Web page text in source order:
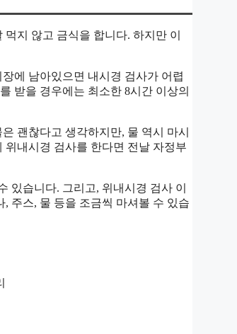
지 않고 금식을 합니다. 하지만 이
에 남아있으면 내시경 검사가 어렵
받을 경우에는 최소한 8시간 이상의
괜찮다고 생각하지만, 물 역시 마시
위내시경 검사를 한다면 전날 자정부
있습니다. 그리고, 위내시경 검사 이
주스, 물 등을 조금씩 마셔볼 수 있습